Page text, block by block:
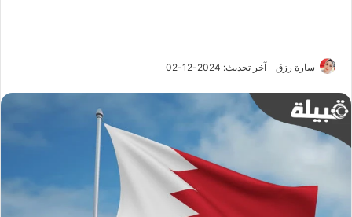
سارة رزق آخر تحديث: 2024-12-02